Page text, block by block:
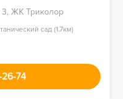
3, ЖК Триколор
сад (1.7км)
26-74